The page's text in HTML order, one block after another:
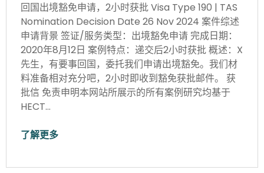
回国出境豁免申请，2小时获批 Visa Type 190 | TAS
Nomination Decision Date 26 Nov 2024 案件综述
申请背景 签证/服务类型：出境豁免申请 完成日期：
2020年8月12日 案例特点：递交后2小时获批 概述：X
先生，有要事回国，委托我们申请出境豁免。我们材
料准备相对充分吧，2小时即收到豁免获批邮件。 获
批信 免责申明本网站所展示的所有案例研究均基于
HECT…
了解更多